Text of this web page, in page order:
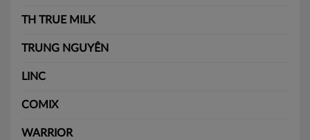
TH TRUE MILK
TRUNG NGUYÊN
LINC
COMIX
WARRIOR